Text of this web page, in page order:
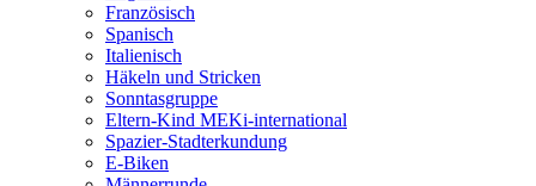
Französisch
Spanisch
Italienisch
Häkeln und Stricken
Sonntasgruppe
Eltern-Kind MEKi-international
Spazier-Stadterkundung
E-Biken